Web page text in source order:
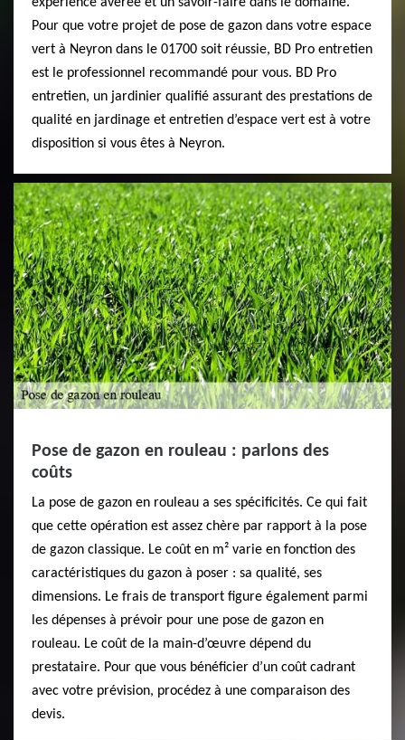
Pour que votre projet de pose de gazon dans votre espace
vert à Neyron dans le 01700 soit réussie, BD Pro entretien
est le professionnel recommandé pour vous. BD Pro
entretien, un jardinier qualifié assurant des prestations de
qualité en jardinage et entretien d’espace vert est à votre
disposition si vous êtes à Neyron.
Pose de gazon en rouleau : parlons des
coûts
La pose de gazon en rouleau a ses spécificités. Ce qui fait
que cette opération est assez chère par rapport à la pose
de gazon classique. Le coût en m² varie en fonction des
caractéristiques du gazon à poser : sa qualité, ses
dimensions. Le frais de transport figure également parmi
les dépenses à prévoir pour une pose de gazon en
rouleau. Le coût de la main-d’œuvre dépend du
prestataire. Pour que vous bénéficier d’un coût cadrant
avec votre prévision, procédez à une comparaison des
devis.